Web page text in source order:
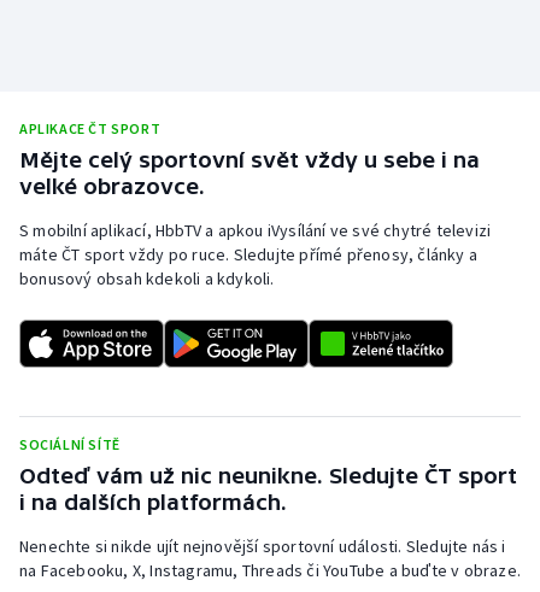
Rychlobruslení
Rychlostní kanoistika
Short track
Stolní tenis
Triatlon
Veslování
Vodní slalom
APLIKACE ČT SPORT
Mějte celý sportovní svět vždy u sebe i na
velké obrazovce.
S mobilní aplikací, HbbTV a apkou iVysílání ve své chytré televizi
máte ČT sport vždy po ruce. Sledujte přímé přenosy, články a
bonusový obsah kdekoli a kdykoli.
SOCIÁLNÍ SÍTĚ
Odteď vám už nic neunikne. Sledujte ČT sport
i na dalších platformách.
Nenechte si nikde ujít nejnovější sportovní události. Sledujte nás i
na Facebooku, X, Instagramu, Threads či YouTube a buďte v obraze.